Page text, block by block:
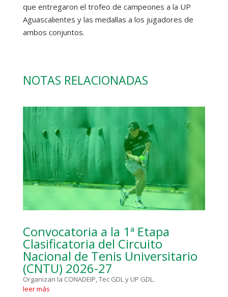
que entregaron el trofeo de campeones a la UP
Aguascalientes y las medallas a los jugadores de
ambos conjuntos.
NOTAS RELACIONADAS
Convocatoria a la 1ª Etapa
Clasificatoria del Circuito
Nacional de Tenis Universitario
(CNTU) 2026-27
Organizan la CONADEIP, Tec GDL y UP GDL.
leer más